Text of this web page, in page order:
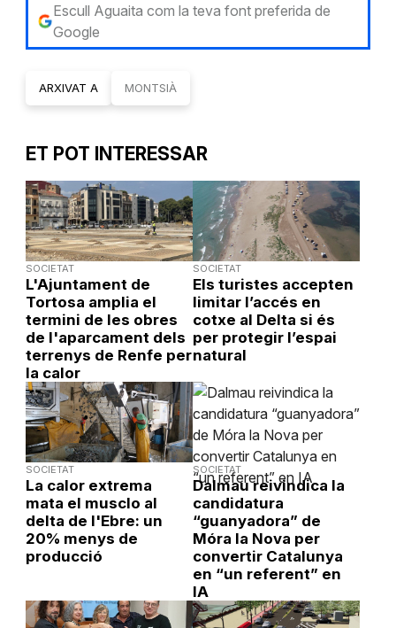
Escull Aguaita com la teva font preferida de
Google
ARXIVAT A MONTSIÀ
ET POT INTERESSAR
SOCIETAT
L'Ajuntament de
Tortosa amplia el
termini de les obres
de l'aparcament dels
terrenys de Renfe per
la calor
SOCIETAT
Els turistes accepten
limitar l’accés en
cotxe al Delta si és
per protegir l’espai
natural
SOCIETAT
La calor extrema
mata el musclo al
delta de l'Ebre: un
20% menys de
producció
SOCIETAT
Dalmau reivindica la
candidatura
“guanyadora” de
Móra la Nova per
convertir Catalunya
en “un referent” en
IA